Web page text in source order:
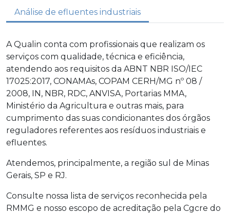
Análise de efluentes industriais
A Qualin conta com profissionais que realizam os
serviços com qualidade, técnica e eficiência,
atendendo aos requisitos da ABNT NBR ISO/IEC
17025:2017, CONAMAs, COPAM CERH/MG nº 08 /
2008, IN, NBR, RDC, ANVISA, Portarias MMA,
Ministério da Agricultura e outras mais, para
cumprimento das suas condicionantes dos órgãos
reguladores referentes aos resíduos industriais e
efluentes.
Atendemos, principalmente, a região sul de Minas
Gerais, SP e RJ.
Consulte nossa lista de serviços reconhecida pela
RMMG e nosso escopo de acreditação pela Cgcre do